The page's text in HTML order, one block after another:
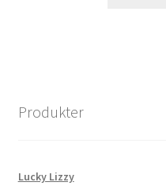
Produkter
Lucky Lizzy